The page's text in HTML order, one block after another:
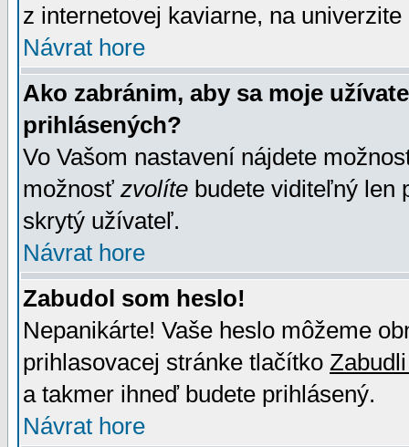
z internetovej kaviarne, na univerzite
Návrat hore
Ako zabránim, aby sa moje
prihlásených?
Vo Vašom nastavení nájdete
možnosť zvolíte budete viditeľný len
skrytý užívateľ.
Návrat hore
Zabudol som heslo!
Nepanikárte! Vaše heslo môžeme
prihlasovacej stránke tlačítko
a takmer ihneď budete prihlásený.
Návrat hore